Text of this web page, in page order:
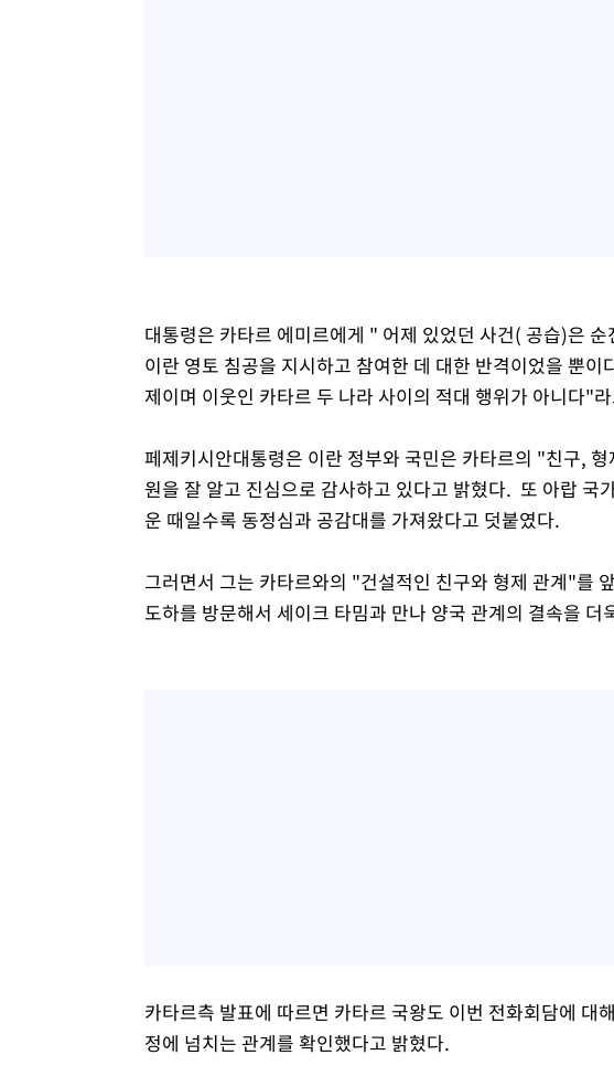
대통령은 카타르 에미르에게 " 어제 있었던 사건( 공습)은
이란 영토 침공을 지시하고 참여한 데 대한 반격이었을 뿐
제이며 이웃인 카타르 두 나라 사이의 적대 행위가 아니다"
페제키시안대통령은 이란 정부와 국민은 카타르의 "친구,
원을 잘 알고 진심으로 감사하고 있다고 밝혔다. 또 아랍 국
운 때일수록 동정심과 공감대를 가져왔다고 덧붙였다.
그러면서 그는 카타르와의 "건설적인 친구와 형제 관계"를
도하를 방문해서 세이크 타밈과 만나 양국 관계의 결속을
카타르측 발표에 따르면 카타르 국왕도 이번 전화회담에
정에 넘치는 관계를 확인했다고 밝혔다.